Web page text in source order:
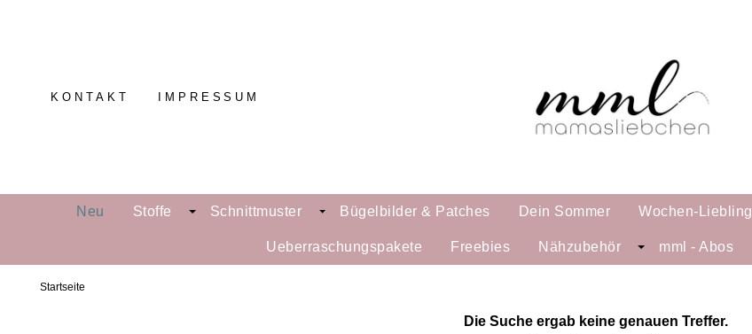
KONTAKT IMPRESSUM
Neu Stoffe Schnittmuster Bügelbilder & Patches Dein Sommer Wochen-Liebling
Ueberraschungspakete Freebies Nähzubehör mml - Abos
Startseite
Die Suche ergab keine genauen Treffer.